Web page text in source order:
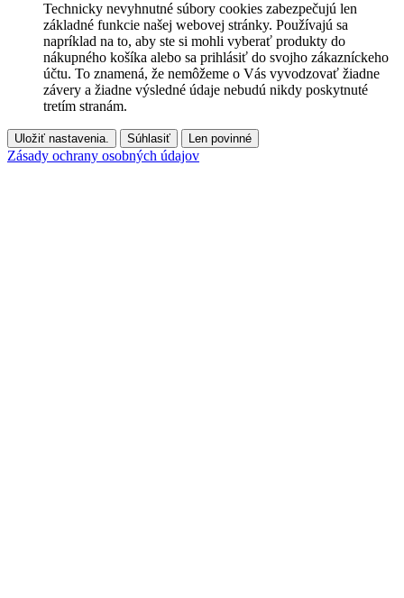
Technicky nevyhnutné súbory cookies zabezpečujú len
základné funkcie našej webovej stránky. Používajú sa
napríklad na to, aby ste si mohli vyberať produkty do
nákupného košíka alebo sa prihlásiť do svojho zákazníckeho
účtu. To znamená, že nemôžeme o Vás vyvodzovať žiadne
závery a žiadne výsledné údaje nebudú nikdy poskytnuté
tretím stranám.
Uložiť nastavenia. Súhlasiť Len povinné
Zásady ochrany osobných údajov